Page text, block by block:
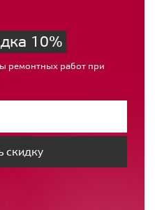
10%
ремонтных работ при
скидку